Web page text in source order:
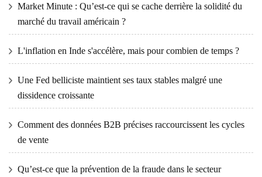
Market Minute : Qu’est-ce qui se cache derrière la solidité du
marché du travail américain ?
L'inflation en Inde s'accélère, mais pour combien de temps ?
Une Fed belliciste maintient ses taux stables malgré une
dissidence croissante
Comment des données B2B précises raccourcissent les cycles
de vente
Qu’est-ce que la prévention de la fraude dans le secteur